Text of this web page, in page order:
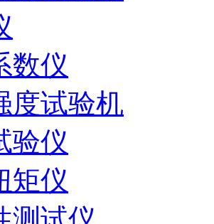
数仪
度试验机
验仪
矩仪